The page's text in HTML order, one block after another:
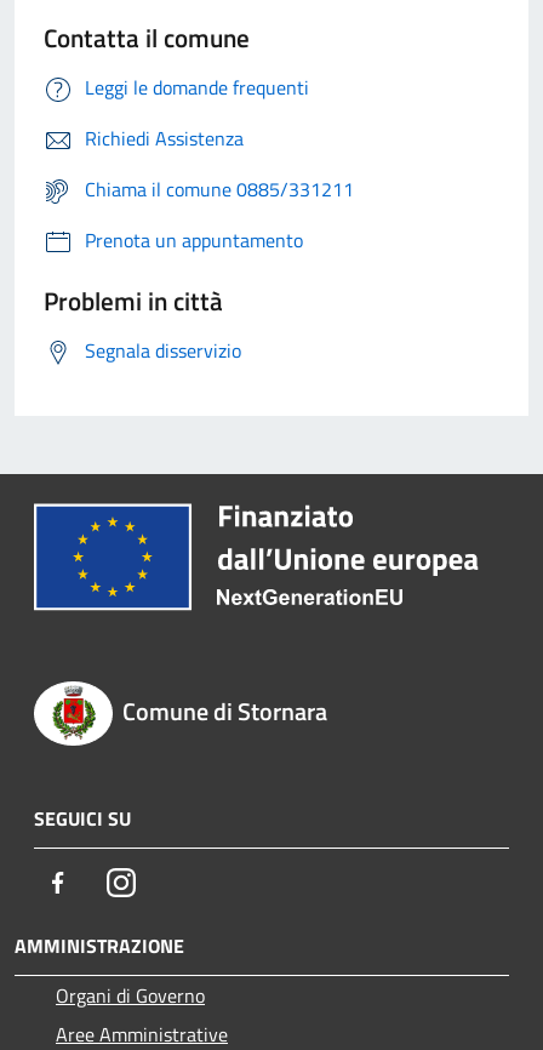
Contatta il comune
Leggi le domande frequenti
Richiedi Assistenza
Chiama il comune 0885/331211
Prenota un appuntamento
Problemi in città
Segnala disservizio
Comune di Stornara
SEGUICI SU
FacebookInstagram
AMMINISTRAZIONE
Organi di Governo
Aree Amministrative